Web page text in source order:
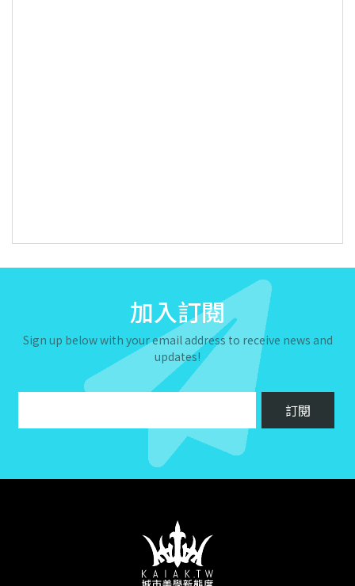
加入訂閱
Sign up below with your email address to receive news and
updates!